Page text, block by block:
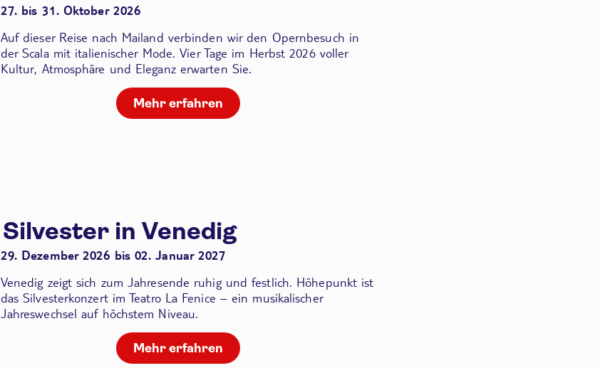
27. bis 31. Oktober 2026
Auf dieser Reise nach Mailand verbinden wir den Opernbesuch in
der Scalamit italienischer Mode. Vier Tage im Herbst 2026 voller
Kultur, Atmosphäre und Eleganz erwarten Sie.
Mehr erfahren
Silvester in Venedig
29. Dezember 2026 bis 02. Januar 2027
Venedig zeigt sich zum Jahresende ruhig und festlich. Höhepunkt ist
das Silvesterkonzert im Teatro La Fenice – ein musikalischer
Jahreswechsel auf höchstem Niveau.
Mehr erfahren